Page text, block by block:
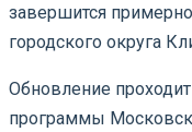
завершится
городского округа
Обновление
программы